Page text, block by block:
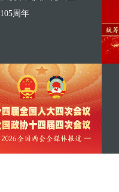
105周年